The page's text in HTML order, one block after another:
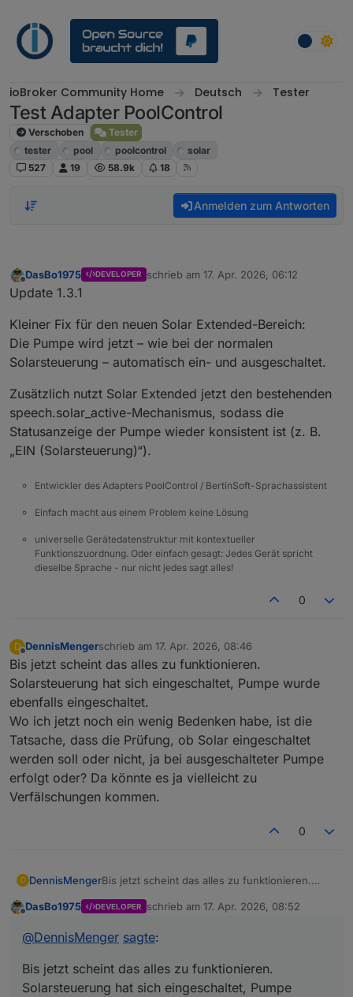
ioBroker Community Home Deutsch Tester
Test Adapter PoolControl
Verschoben
Tester
tester
pool poolcontrol
solar
527
19 58.9k 18
Anmelden zum Antworten
Offline
DasBo1975 DEVELOPER schrieb am 17. Apr. 2026, 06:12
zuletzt editiert von
Update 1.3.1
Kleiner Fix für den neuen Solar Extended-Bereich:
Die Pumpe wird jetzt – wie bei der normalen
Solarsteuerung – automatisch ein- und ausgeschaltet.
Zusätzlich nutzt Solar Extended jetzt den bestehenden
speech.solar_active-Mechanismus, sodass die
Statusanzeige der Pumpe wieder konsistent ist (z. B.
„EIN (Solarsteuerung)“).
Entwickler des Adapters PoolControl / BertinSoft-Sprachassistent
Einfach macht aus einem Problem keine Lösung
universelle Gerätedatenstruktur mit kontextueller
Funktionszuordnung. Oder einfach gesagt: Jedes Gerät spricht
dieselbe Sprache - nur nicht jedes sagt alles!
0
D
Offline
DennisMengerschrieb am 17. Apr. 2026, 08:46
zuletzt editiert von
Bis jetzt scheint das alles zu funktionieren.
Solarsteuerung hat sich eingeschaltet, Pumpe wurde
ebenfalls eingeschaltet.
Wo ich jetzt noch ein wenig Bedenken habe, ist die
Tatsache, dass die Prüfung, ob Solar eingeschaltet
werden soll oder nicht, ja bei ausgeschalteter Pumpe
erfolgt oder? Da könnte es ja vielleicht zu
Verfälschungen kommen.
0
D DennisMengerBis jetzt scheint das alles zu funktionieren.
wurde ebenfalls eingeschaltet.
die Tatsache, dass die Prüfung, ob Solar
ausgeschalteter Pumpe erfolgt oder? Da könnte
es ja vielleicht zu Verfälschungen kommen.
DasBo1975 DEVELOPER schrieb am 17. Apr. 2026, 08:52
zuletzt editiert von
@DennisMenger sagte:
Bis jetzt scheint das alles zu funktionieren.
Solarsteuerung hat sich eingeschaltet, Pumpe